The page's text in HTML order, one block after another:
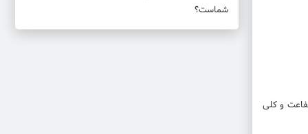
و کلی
شماست؟